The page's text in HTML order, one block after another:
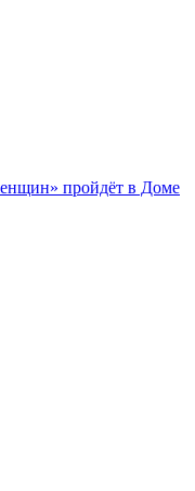
пройдёт в Доме